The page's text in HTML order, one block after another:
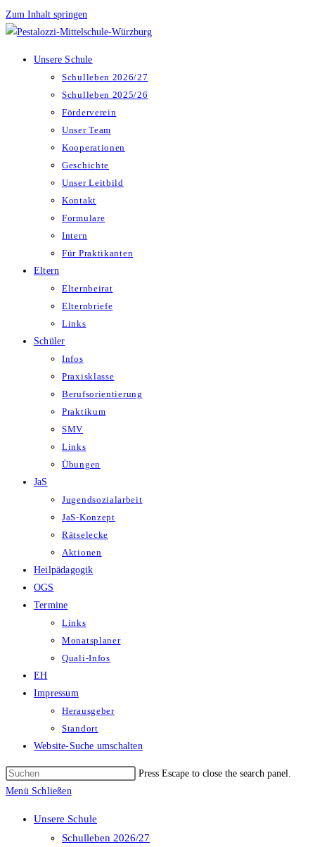
Zum Inhalt springen
Unsere Schule
Schulleben 2026/27
Schulleben 2025/26
Förderverein
Unser Team
Kooperationen
Geschichte
Unser Leitbild
Kontakt
Formulare
Intern
Für Praktikanten
Eltern
Elternbeirat
Elternbriefe
Links
Schüler
Infos
Praxisklasse
Berufsorientierung
Praktikum
SMV
Links
Übungen
JaS
Jugendsozialarbeit
JaS-Konzept
Rätselecke
Aktionen
Heilpädagogik
OGS
Termine
Links
Monatsplaner
Quali-Infos
EH
Impressum
Herausgeber
Standort
Website-Suche umschalten
Press Escape to close the search panel.
Menü Schließen
Unsere Schule
Schulleben 2026/27